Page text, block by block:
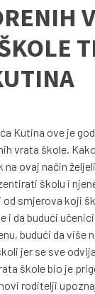
Kutina ove je
vrata škole.
na ovaj način
školu i
smjerova koji
i da budući
budući da više
jer se sve
škole bio je
roditelji